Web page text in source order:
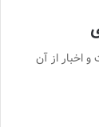
اخبار از آن